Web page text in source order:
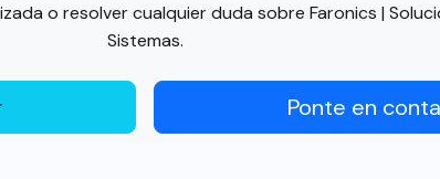
o resolver cualquier duda sobre Faronics |
Sistemas.
Ponte en